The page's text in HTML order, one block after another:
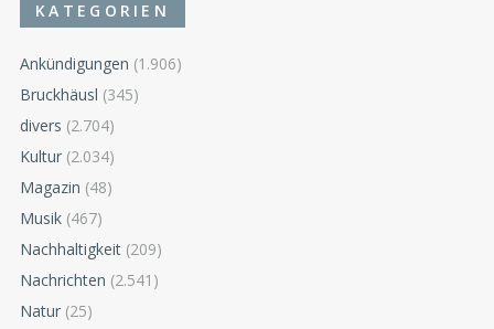
KATEGORIEN
Ankündigungen (1.906)
Bruckhäusl (345)
divers (2.704)
Kultur (2.034)
Magazin (48)
Musik (467)
Nachhaltigkeit (209)
Nachrichten (2.541)
Natur (25)